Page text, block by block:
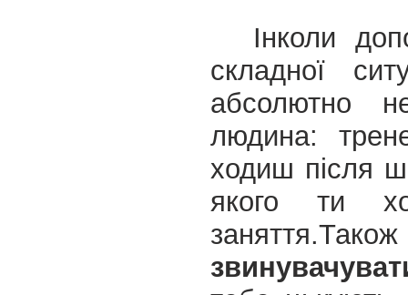
Інколи
складної
абсолютно
людина:
ходиш після
якого ти
заняття.